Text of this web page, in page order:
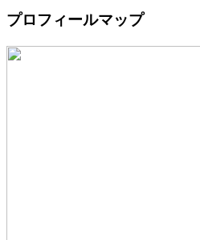
プロフィールマップ